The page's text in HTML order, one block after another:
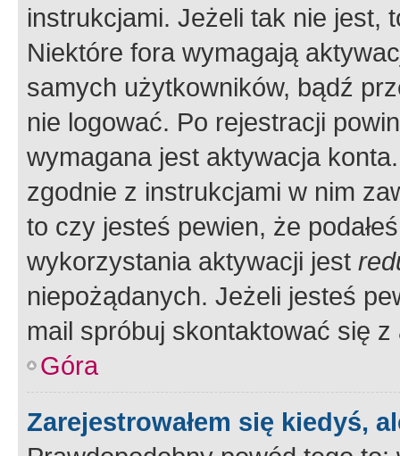
instrukcjami. Jeżeli tak nie jest,
Niektóre fora wymagają
samych użytkowników, bądź
nie logować. Po rejestracji
wymagana jest aktywacja
zgodnie z instrukcjami w nim
to czy jesteś pewien, że
wykorzystania aktywacji jest
niepożądanych. Jeżeli jesteś
mail spróbuj skontaktować się
Góra
Zarejestrowałem się kiedyś,